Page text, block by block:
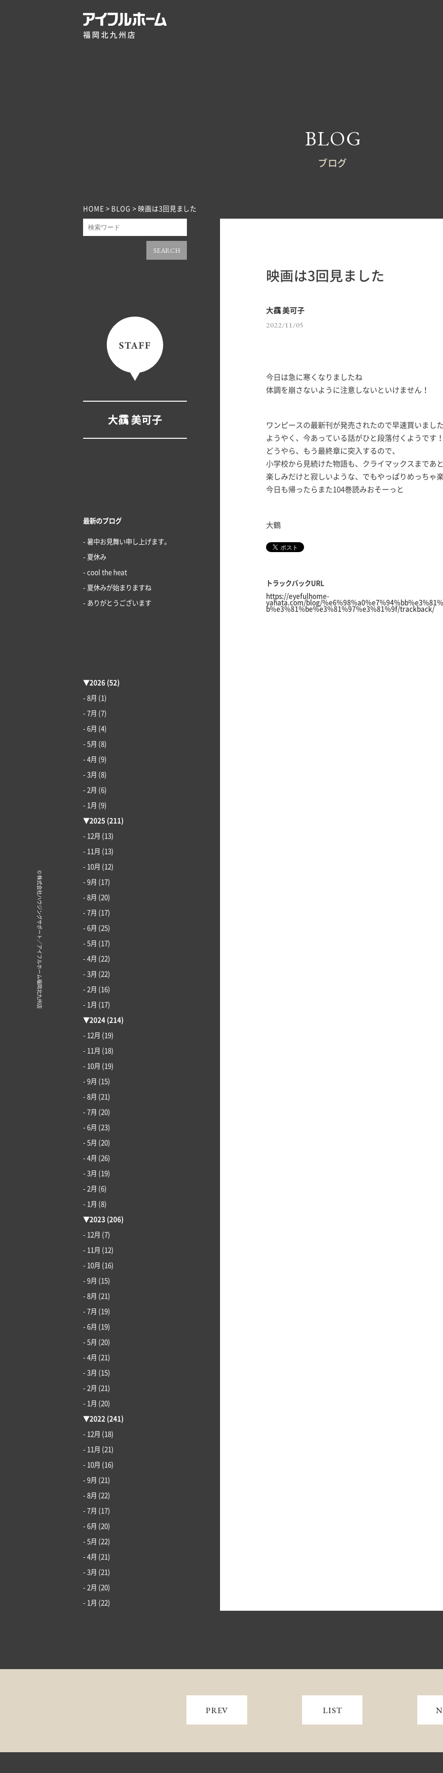
福岡北九州店
BLOG
ブログ
HOME BLOG 映画は3回見ました
映画は3回見ました
大靍 美可子
2022/11/05
今日は急に寒くなりましたね
体調を崩さないように注意しないといけません！
ワンピースの最新刊が発売されたので早速買いまし
ようやく、今あっている話がひと段落付くようです
どうやら、もう最終章に突入するので、
小学校から見続けた物語も、クライマックスまであ
楽しみだけと寂しいような、でもやっぱりめっちゃ
今日も帰ったらまた104巻読みおそーっと
大鶴
トラックバックURL
https://eyefulhome-
yahata.com/blog/
b%e3%81%be%e3%81%97%e3%81%9f/trackback/
SEARCH
大靍 美可子
最新のブログ
- 暑中お見舞い申し上げます。
- 夏休み
- cool the heat
- 夏休みが始まりますね
- ありがとうございます
▼2026 (52)
- 8月 (1)
- 7月 (7)
- 6月 (4)
- 5月 (8)
- 4月 (9)
- 3月 (8)
- 2月 (6)
- 1月 (9)
▼2025 (211)
- 12月 (13)
- 11月 (13)
- 10月 (12)
- 9月 (17)
- 8月 (20)
- 7月 (17)
- 6月 (25)
- 5月 (17)
- 4月 (22)
- 3月 (22)
- 2月 (16)
- 1月 (17)
▼2024 (214)
- 12月 (19)
- 11月 (18)
- 10月 (19)
- 9月 (15)
- 8月 (21)
- 7月 (20)
- 6月 (23)
- 5月 (20)
- 4月 (26)
- 3月 (19)
- 2月 (6)
- 1月 (8)
▼2023 (206)
- 12月 (7)
- 11月 (12)
- 10月 (16)
- 9月 (15)
- 8月 (21)
- 7月 (19)
- 6月 (19)
- 5月 (20)
- 4月 (21)
- 3月 (15)
- 2月 (21)
- 1月 (20)
▼2022 (241)
- 12月 (18)
- 11月 (21)
- 10月 (16)
- 9月 (21)
- 8月 (22)
- 7月 (17)
- 6月 (20)
- 5月 (22)
- 4月 (21)
- 3月 (21)
- 2月 (20)
- 1月 (22)
PREV LIST
© 株式会社ハウジングサポート／アイフルホーム福岡北九州店